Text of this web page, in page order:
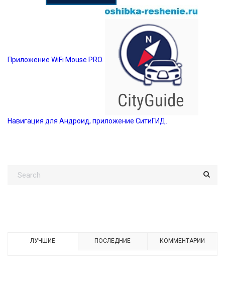
Приложение WiFi Mouse PRO.
Навигация для Андроид, приложение СитиГИД.
ЛУЧШИЕ ПОСЛЕДНИЕ КОММЕНТАРИИ